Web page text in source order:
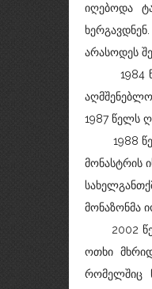
იღებოდა
არასოდეს
1984
1987 წელს
1988 წელს
მონასტრის
მონაზონმა
2002
ოთხი
რომელშიც